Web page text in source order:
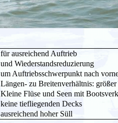
für ausreichend Auftrieb
und Wiederstandsreduzierung
um Auftriebsschwerpunkt nach
Längen- zu Breitenverhältnis:
Kleine Flüse und Seen mit
keine tiefliegenden Decks
ausreichend hoher Süll